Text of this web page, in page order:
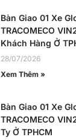
Bàn Giao 01 Xe
TRACOMECO
Khách Hàng Ở
28/07/2026
Xem Thêm »
Bàn Giao 01 Xe
TRACOMECO
Ty Ở TPHCM